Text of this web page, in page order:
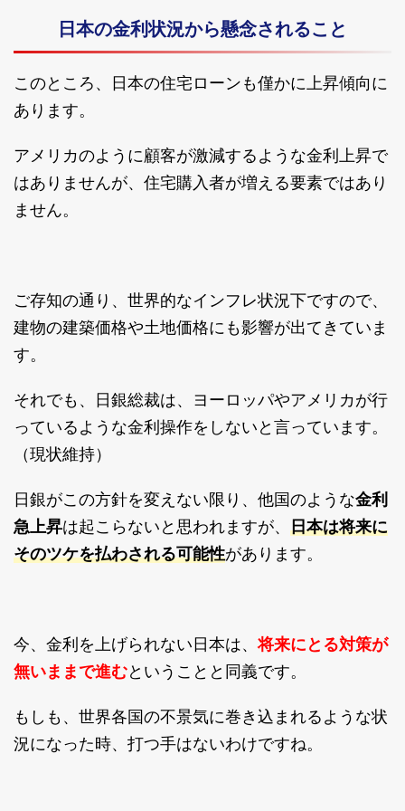
日本の金利状況から懸念されること
このところ、日本の住宅ローンも僅かに上昇傾向に
あります。
アメリカのように顧客が激減するような金利上昇で
はありませんが、住宅購入者が増える要素ではあり
ません。
ご存知の通り、世界的なインフレ状況下ですので、
建物の建築価格や土地価格にも影響が出てきていま
す。
それでも、日銀総裁は、ヨーロッパやアメリカが行
っているような金利操作をしないと言っています。
（現状維持）
日銀がこの方針を変えない限り、他国のような金利
急上昇は起こらないと思われますが、 日本は将来に
そのツケを払わされる可能性があります。
今、金利を上げられない日本は、将来にとる対策が
無いままで進むということと同義です。
もしも、世界各国の不景気に巻き込まれるような状
況になった時、打つ手はないわけですね。